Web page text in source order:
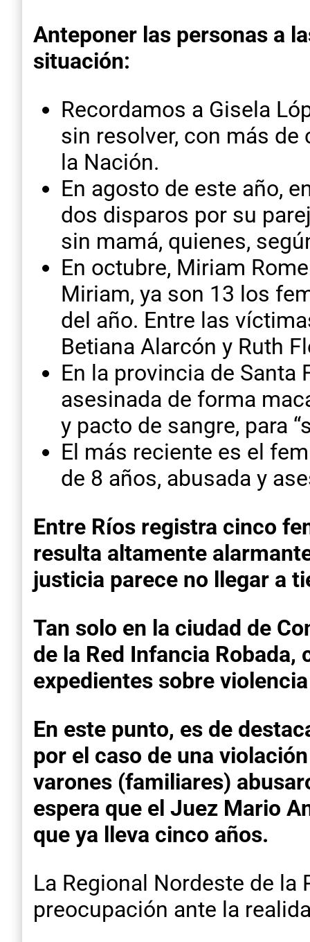
Anteponer las personas a
situación:
Recordamos a Gisela
sin resolver, con más de
la Nación.
En agosto de este año,
dos disparos por su
sin mamá, quienes,
En octubre, Miriam
Miriam, ya son 13 los
del año. Entre las
Betiana Alarcón y Ruth
En la provincia de Santa
asesinada de forma
y pacto de sangre, para
El más reciente es el
de 8 años, abusada y
Entre Ríos registra cinco
resulta altamente
justicia parece no llegar a
Tan solo en la ciudad de
de la Red Infancia
expedientes sobre
En este punto, es de
por el caso de una
varones (familiares)
espera que el Juez Mario
que ya lleva cinco años.
La Regional Nordeste de la
preocupación ante la